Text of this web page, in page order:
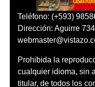
Teléfono: (+593)
Dirección: Aguirre
Prohibida la
cualquier idioma, sin
titular, de todos los